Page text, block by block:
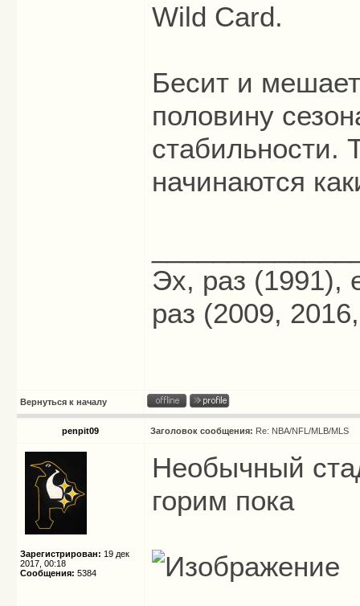
Wild Card.
Бесит и
половину
стабильности.
начинаются
Эх, раз (1991),
раз (2009,
Вернуться к началу
penpit09 Заголовок сообщения: Re: NBA/NFL/MLB/MLS
Зарегистрирован: 19 дек
2017, 00:18
Сообщения: 5384
Необычный
горим пока